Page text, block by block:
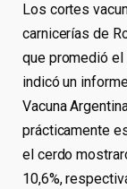
Los cortes
carnicerías de
que promedió el
indicó un
Vacuna
prácticamente
el cerdo
10,6%,